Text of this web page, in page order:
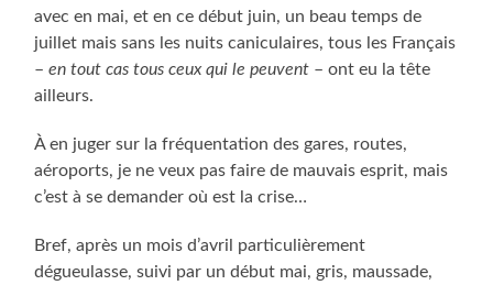
avec en mai, et en ce début juin, un beau temps de
juillet mais sans les nuits caniculaires, tous les Français
–en tout cas tous ceux qui le peuvent – ont eu la tête
ailleurs.
À en juger sur la fréquentation des gares, routes,
aéroports, je ne veux pas faire de mauvais esprit, mais
c’est à se demander où est la crise…
Bref, après un mois d’avril particulièrement
dégueulasse, suivi par un début mai, gris, maussade,